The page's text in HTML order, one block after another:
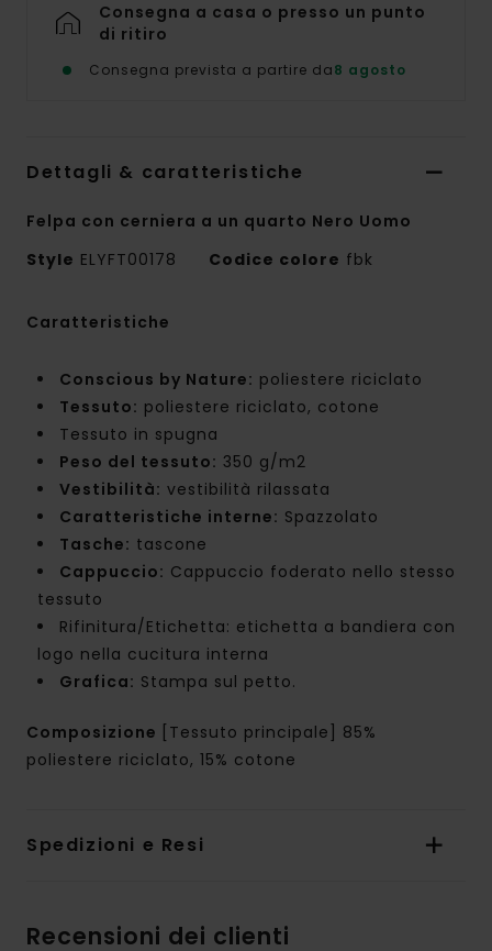
Consegna a casa o presso un punto
di ritiro
Consegna prevista a partire da8 agosto
Dettagli & caratteristiche
Felpa con cerniera a un quarto Nero Uomo
Style ELYFT00178 Codice colore fbk
Caratteristiche
Conscious by Nature: poliestere riciclato
Tessuto: poliestere riciclato, cotone
Tessuto in spugna
Peso del tessuto: 350 g/m2
Vestibilità: vestibilità rilassata
Caratteristiche interne: Spazzolato
Tasche: tascone
Cappuccio: Cappuccio foderato nello stesso
tessuto
Rifinitura/Etichetta: etichetta a bandiera con
logo nella cucitura interna
Grafica: Stampa sul petto.
Composizione
[Tessuto principale] 85%
poliestere riciclato, 15% cotone
Spedizioni e Resi
Recensioni dei clienti